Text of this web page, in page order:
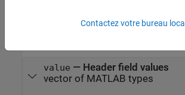
value — Header field values
vector of MATLAB types
Contactez votre bureau local